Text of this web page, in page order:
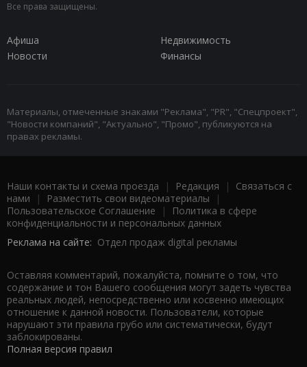
Все права защищены.
Афиша
Недвижимость
Новости
Финансы
Материалы, отмеченные знаками "Реклама", "PR", "Спецпроект",
"Новости компаний", "Актуально", "Промо", публикуются на
правах рекламы.
Наши контакты и схема проезда | Редакция | Связаться с
нами | Разместить свои видеоматериалы |
Пользовательское Соглашение |
Политика в сфере
конфиденциальности и персональных данных
Реклама на сайте: Отдел продаж digital рекламы
Оставляя комментарий, пожалуйста, помните о том, что
содержание и тон Вашего сообщения могут задеть чувства
реальных людей, непосредственно или косвенно имеющих
отношение к данной новости. Пользователи, которые
нарушают эти правила грубо или систематически, будут
заблокированы.
Полная версия правил